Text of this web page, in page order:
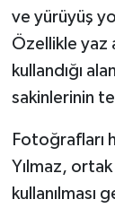
ve yürüyüş
Özellikle yaz
kullandığı
sakinlerinin
Fotoğrafları
Yılmaz, ortak
kullanılması